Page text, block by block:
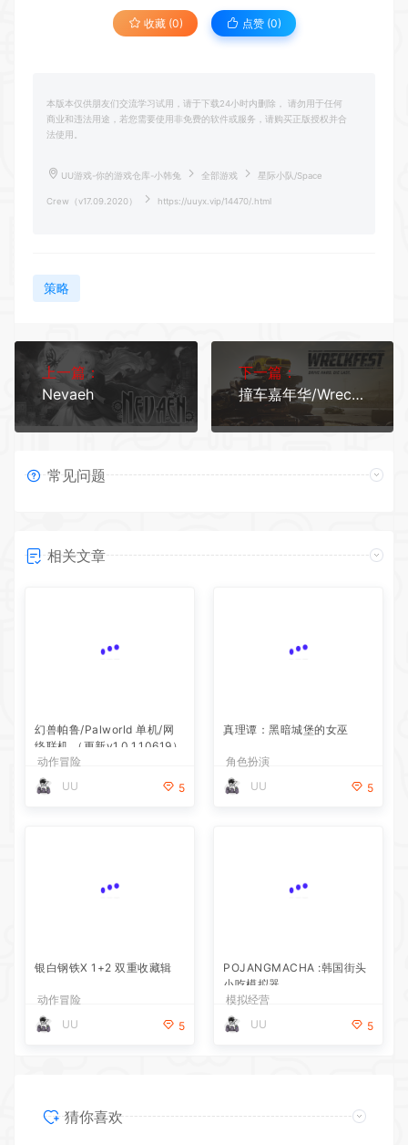
收藏 (0) 点赞 (0)
本版本仅供朋友们交流学习试用，请于下载24小时内删除， 请勿用于任何
商业和违法用途，若您需要使用非免费的软件或服务，请购买正版授权并合
法使用。
UU游戏-你的游戏仓库-小韩兔 全部游戏 星际小队/Space
Crew（v17.09.2020） https://uuyx.vip/14470/.html
策略
上一篇：
Nevaeh
下一篇：
撞车嘉年华/Wreckfest（v5535153）
常见问题
相关文章
UU
猜你喜欢
银白钢铁X 1+2 双重收藏辑